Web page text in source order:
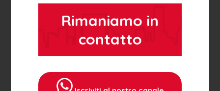
« TUTTE LE NEWS ISTITUZIONALI
ALTRE NEWS
Rimaniamo in
contatto